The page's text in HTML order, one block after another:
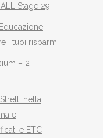
Stage 29
i tuoi risparmi
– 2
nella
e
e ETC